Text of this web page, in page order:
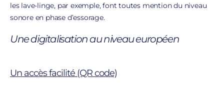
les lave-linge, par exemple, font toutes mention du niveau
sonore en phase d’essorage.
Une digitalisation au niveau européen
Un accès facilité (QR code)